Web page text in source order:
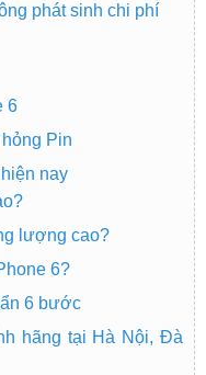
phát sinh chi phí
6
Pin
nay
lượng cao?
6?
6 bước
hãng tại Hà Nội, Đà